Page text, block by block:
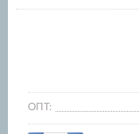
ОПТ: